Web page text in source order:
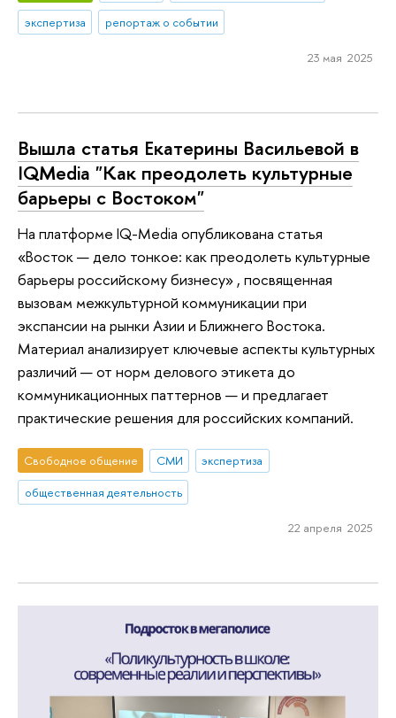
экспертиза
репортаж о событии
23 мая 2025
Вышла статья Екатерины Васильевой в
IQMedia "Как преодолеть культурные
барьеры с Востоком"
На платформе IQ-Media опубликована статья
«Восток — дело тонкое: как преодолеть культурные
барьеры российскому бизнесу» , посвященная
вызовам межкультурной коммуникации при
экспансии на рынки Азии и Ближнего Востока.
Материал анализирует ключевые аспекты культурных
различий — от норм делового этикета до
коммуникационных паттернов — и предлагает
практические решения для российских компаний.
Свободное общение СМИ
экспертиза
общественная деятельность
22 апреля 2025